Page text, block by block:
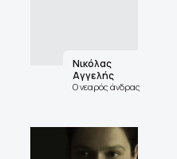
Νικόλας
Αγγελής
Ο νεαρός άνδρας